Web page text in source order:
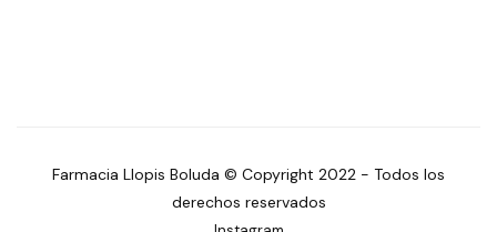
Farmacia Llopis Boluda © Copyright 2022 - Todos los
derechos reservados